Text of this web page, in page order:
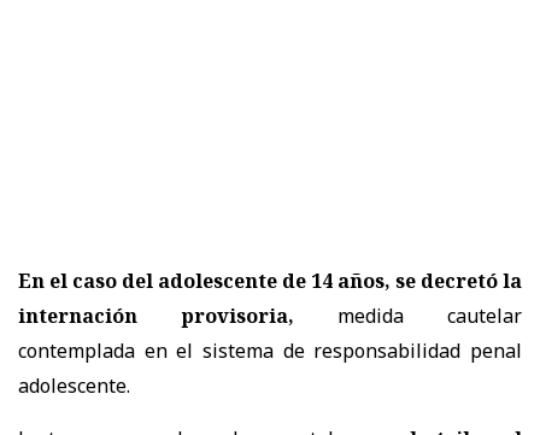
En el caso del adolescente de 14 años, se decretó la
internación provisoria, medida cautelar
contemplada en el sistema de responsabilidad penal
adolescente.